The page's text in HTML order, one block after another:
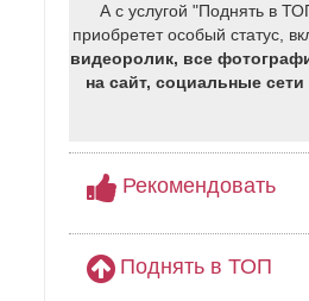
А с услугой "Поднять в
приобретет особый статус,
видеоролик, все
на сайт, социальные
Рекомендовать
Поднять в ТОП